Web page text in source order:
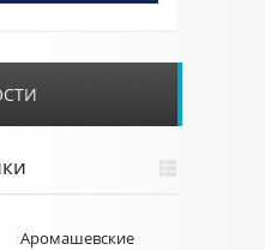
Аромашевские